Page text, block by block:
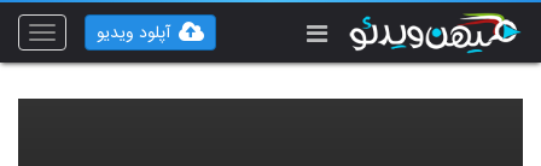
Toggle
آپلود ویدیو